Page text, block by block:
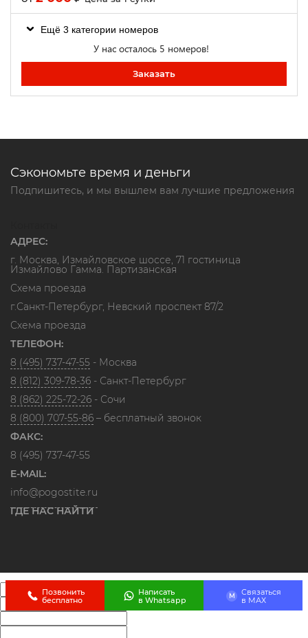
Ещё 3 категории номеров
У нас осталось 5 номеров!
Заказать
Сэкономьте время и деньги
Подпишитесь, и мы вышлем вам лучшие предложения
АДРЕС:
г. Москва, Измайловское шоссе, 71 гостиница
Измайлово Гамма. Партизанская
Схема проезда
г.Санкт-Петербург, Невский проспект 87/2
Схема проезда
ТЕЛЕФОН:
8 (495) 737-47-55 - Москва
8 (812) 309-78-36 - Санкт-Петербург
8 (862) 225-72-26 - Сочи
8 (800) 707-55-86 – бесплатный звонок
ФАКС:
8 (495) 737-47-55
E-MAIL:
info@pogostite.ru
ГДЕ НАС НАЙТИ
Позвонить
бесплатно
Написать
в Whatsapp
M
Связаться
в МАХ